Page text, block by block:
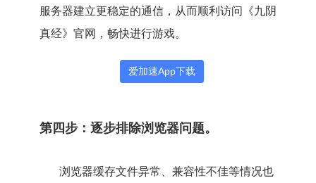
服务器建立更稳定的通信，从而顺利访问《九阴
真经》官网，畅快进行游戏。
爱加速App下载
第四步：逐步排除浏览器问题。
浏览器缓存文件异常、兼容性不佳等情况也